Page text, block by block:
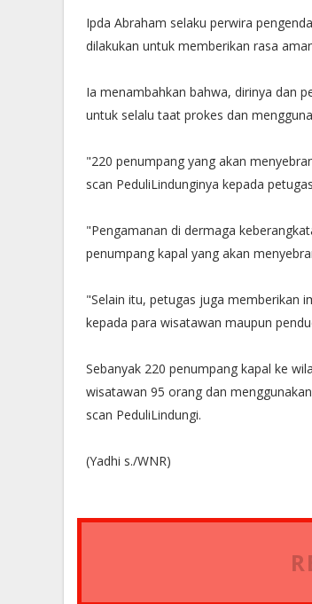
Ipda Abraham selaku perwira
dilakukan untuk memberikan rasa
Ia menambahkan bahwa, dirinya dan
untuk selalu taat prokes dan
"220 penumpang yang akan
scan PeduliLindunginya kepada
"Pengamanan di dermaga
penumpang kapal yang akan
"Selain itu, petugas juga memberikan
kepada para wisatawan maupun
Sebanyak 220 penumpang kapal ke
wisatawan 95 orang dan
scan PeduliLindungi.
(Yadhi s./WNR)